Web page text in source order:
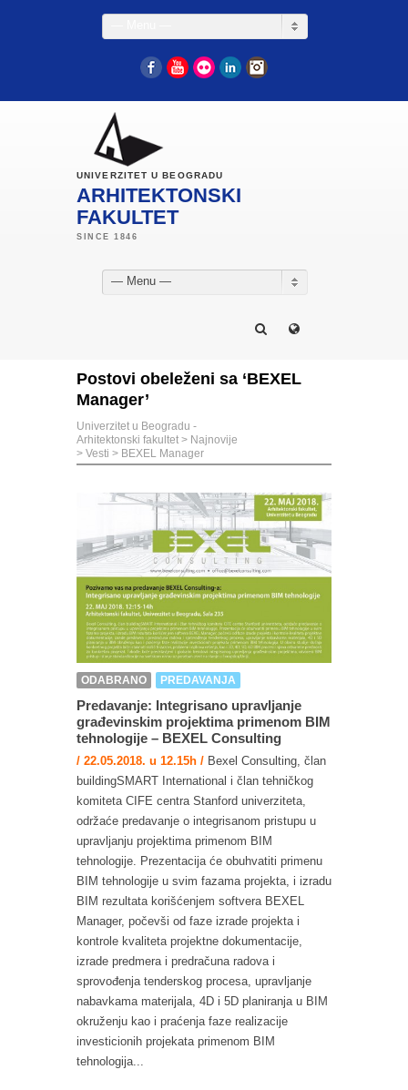
FacebookYouTube
Flickr LinkedIn
UNIVERZITET U BEOGRADU
ARHITEKTONSKI
FAKULTET
— Menu —
Postovi obeleženi sa ‘BEXEL
Manager’
Univerzitet u Beogradu -
Arhitektonski fakultet > Najnovije
> Vesti > BEXEL Manager
ODABRANO PREDAVANJA
Predavanje: Integrisano upravljanje
građevinskim projektima primenom BIM
tehnologije – BEXEL Consulting
/ 22.05.2018. u 12.15h / Bexel Consulting, član
buildingSMART International i član tehničkog
komiteta CIFE centra Stanford univerziteta,
održaće predavanje o integrisanom pristupu u
upravljanju projektima primenom BIM
tehnologije. Prezentacija će obuhvatiti primenu
BIM tehnologije u svim fazama projekta, i izradu
BIM rezultata korišćenjem softvera BEXEL
Manager, počevši od faze izrade projekta i
kontrole kvaliteta projektne dokumentacije,
izrade predmera i predračuna radova i
sprovođenja tenderskog procesa, upravljanje
nabavkama materijala, 4D i 5D planiranja u BIM
okruženju kao i praćenja faze realizacije
investicionih projekata primenom BIM
tehnologija...